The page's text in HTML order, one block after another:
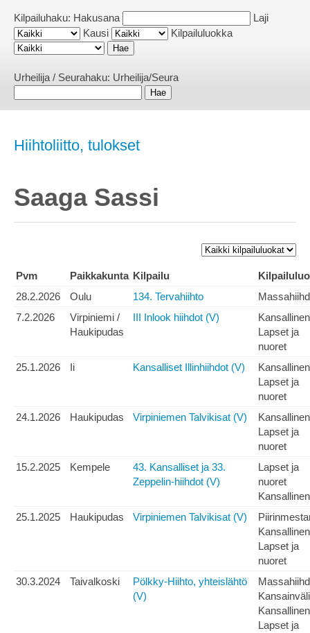
Kilpailuhaku: Hakusana
Laji
Kausi
Kilpailuluokka
Urheilija / Seurahaku: Urheilija/Seura
Hiihtoliitto, tulokset
Saaga Sassi
Pvm Paikkakunta Kilpailu
28.2.2026
Oulu 134. Tervahiihto
7.2.2026
Virpiniemi /
Haukipudas
III Inlook hiihdot (V)
Kansallinen
Lapset ja
nuoret
25.1.2026
Ii Kansalliset Illinhiihdot (V)
Kansallinen
Lapset ja
nuoret
24.1.2026
Haukipudas Virpiniemen Talvikisat (V)
Kansallinen
Lapset ja
nuoret
15.2.2025
Kempele
43. Kansalliset ja 33.
Zeppelin-hiihdot (V)
Lapset ja
nuoret
Kansallinen
25.1.2025
Haukipudas Virpiniemen Talvikisat (V)
Kansallinen
Lapset ja
nuoret
30.3.2024
Taivalkoski
Pölkky-Hiihto, yhteislähtö
(V)
Kansallinen
Lapset ja